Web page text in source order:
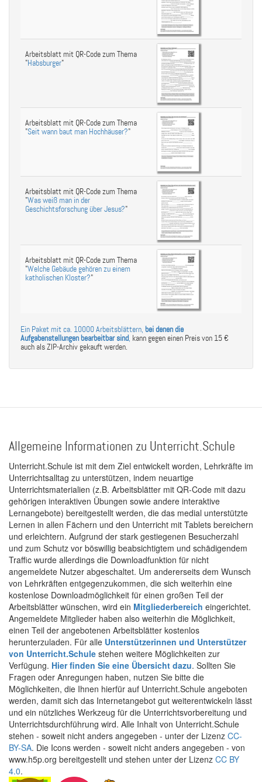
Arbeitsblatt mit QR-Code zum Thema
"Habsburger"
Arbeitsblatt mit QR-Code zum Thema
"Seit wann baut man Hochhäuser?"
Arbeitsblatt mit QR-Code zum Thema
"Was weiß man in der
Geschichtsforschung über Jesus?"
Arbeitsblatt mit QR-Code zum Thema
"Welche Gebäude gehören zu einem
katholischen Kloster?"
Ein Paket mit ca. 10000 Arbeitsblättern, bei denen die
Aufgabenstellungen bearbeitbar sind, kann gegen einen Preis von 15 €
auch als ZIP-Archiv gekauft werden.
Allgemeine Informationen zu Unterricht.Schule
Unterricht.Schule ist mit dem Ziel entwickelt worden, Lehrkräfte im
Unterrichtsalltag zu unterstützen, indem neuartige
Unterrichtsmaterialien (z.B. Arbeitsblätter mit QR-Code mit dazu
gehörigen interaktiven Übungen sowie andere interaktive
Lernangebote) bereitgestellt werden, die das medial unterstützte
Lernen in allen Fächern und den Unterricht mit Tablets bereichern
und erleichtern. Aufgrund der stark gestiegenen Besucherzahl
und zum Schutz vor böswillig beabsichtigtem und schädigendem
Traffic wurde allerdings die Downloadfunktion für nicht
angemeldete Nutzer abgeschaltet. Um andererseits dem Wunsch
von Lehrkräften entgegenzukommen, die sich weiterhin eine
kostenlose Downloadmöglichkeit für einen großen Teil der
Arbeitsblätter wünschen, wird ein Mitgliederbereich eingerichtet.
Angemeldete Mitglieder haben also weiterhin die Möglichkeit,
einen Teil der angebotenen Arbeitsblätter kostenlos
herunterzuladen. Für alle Unterstützerinnen und Unterstützer
von Unterricht.Schule stehen weitere Möglichkeiten zur
Verfügung. Hier finden Sie eine Übersicht dazu. Sollten Sie
Fragen oder Anregungen haben, nutzen Sie bitte die
Möglichkeiten, die Ihnen hierfür auf Unterricht.Schule angeboten
werden, damit sich das Internetangebot gut weiterentwickeln lässt
und ein nützliches Werkzeug für die Unterrichtsvorbereitung und
Unterrichtsdurchführung wird. Alle Inhalt von Unterricht.Schule
stehen - soweit nicht anders angegeben - unter der Lizenz CC-
BY-SA. Die Icons werden - soweit nicht anders angegeben - von
www.h5p.org bereitgestellt und stehen unter der Lizenz CC BY
4.0.